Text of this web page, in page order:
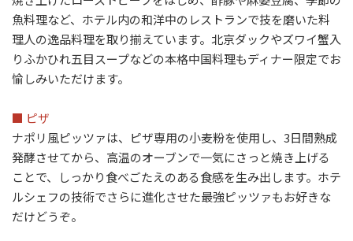
魚料理など、ホテル内の和洋中のレストランで技を磨いた料
理人の逸品料理を取り揃えています。北京ダックやズワイ蟹入
りふかひれ五目スープなどの本格中国料理もディナー限定でお
愉しみいただけます。
■ ピザ
ナポリ風ピッツァは、ピザ専用の小麦粉を使用し、3日間熟成
発酵させてから、高温のオーブンで一気にさっと焼き上げる
ことで、しっかり食べごたえのある食感を生み出します。ホテ
ルシェフの技術でさらに進化させた最強ピッツァもお好きな
だけどうぞ。